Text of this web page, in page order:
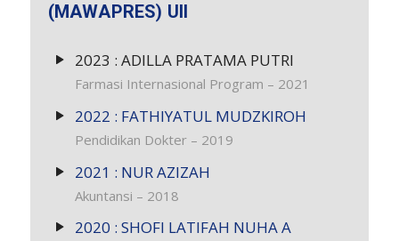
(MAWAPRES) UII
2023 : ADILLA PRATAMA PUTRI
Farmasi Internasional Program – 2021
2022 : FATHIYATUL MUDZKIROH
Pendidikan Dokter – 2019
2021 : NUR AZIZAH
Akuntansi – 2018
2020 : SHOFI LATIFAH NUHA A